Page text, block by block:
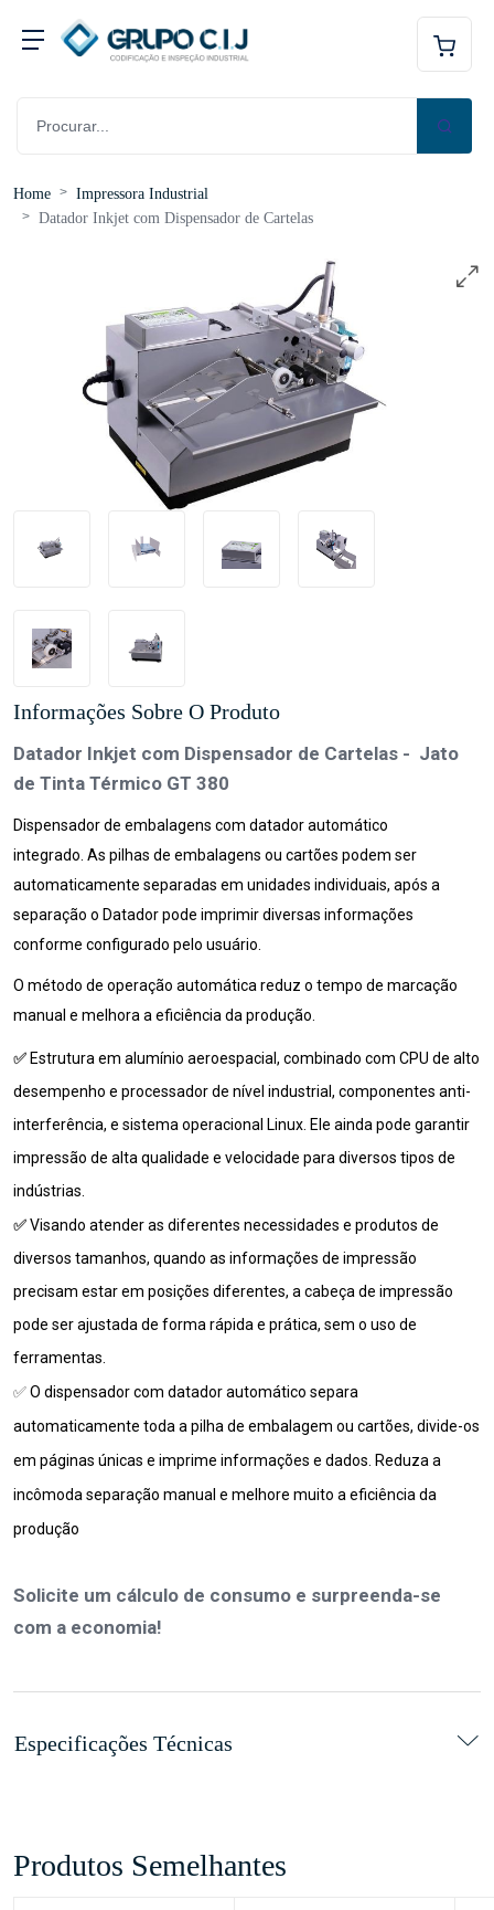
Home
Impressora Industrial
Datador Inkjet com Dispensador de Cartelas
Informações Sobre O Produto
Datador Inkjet com Dispensador de Cartelas - Jato
de Tinta Térmico GT 380
Dispensador de embalagens com datador automático
integrado. As pilhas de embalagens ou cartões podem ser
automaticamente separadas em unidades individuais, após a
separação o Datador pode imprimir diversas informações
conforme configurado pelo usuário.
O método de operação automática reduz o tempo de marcação
manual e melhora a eficiência da produção.
✅ Estrutura em alumínio aeroespacial, combinado com CPU de alto
desempenho e processador de nível industrial, componentes anti-
interferência, e sistema operacional Linux. Ele ainda pode garantir
impressão de alta qualidade e velocidade para diversos tipos de
indústrias.
✅Visando atender as diferentes necessidades e produtos de
diversos tamanhos, quando as informações de impressão
precisam estar em posições diferentes, a cabeça de impressão
pode ser ajustada de forma rápida e prática, sem o uso de
ferramentas.
✅O dispensador com datador automático separa
automaticamente toda a pilha de embalagem ou cartões, divide-os
em páginas únicas e imprime informações e dados. Reduza a
incômoda separação manual e melhore muito a eficiência da
produção
Solicite um cálculo de consumo e surpreenda-se
com a economia!
Especificações Técnicas
Produtos Semelhantes